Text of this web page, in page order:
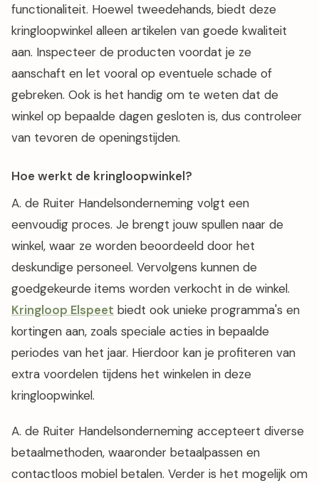
functionaliteit. Hoewel tweedehands, biedt deze
kringloopwinkel alleen artikelen van goede kwaliteit
aan. Inspecteer de producten voordat je ze
aanschaft en let vooral op eventuele schade of
gebreken. Ook is het handig om te weten dat de
winkel op bepaalde dagen gesloten is, dus controleer
van tevoren de openingstijden.
Hoe werkt de kringloopwinkel?
A. de Ruiter Handelsonderneming volgt een
eenvoudig proces. Je brengt jouw spullen naar de
winkel, waar ze worden beoordeeld door het
deskundige personeel. Vervolgens kunnen de
goedgekeurde items worden verkocht in de winkel.
Kringloop Elspeet biedt ook unieke programma's en
kortingen aan, zoals speciale acties in bepaalde
periodes van het jaar. Hierdoor kan je profiteren van
extra voordelen tijdens het winkelen in deze
kringloopwinkel.
A. de Ruiter Handelsonderneming accepteert diverse
betaalmethoden, waaronder betaalpassen en
contactloos mobiel betalen. Verder is het mogelijk om